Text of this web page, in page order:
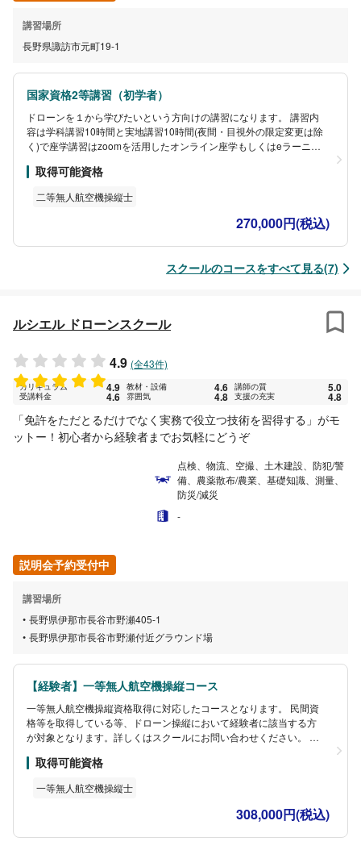
講習場所
長野県諏訪市元町19-1
国家資格2等講習（初学者）
ドローンを１から学びたいという方向けの講習になります。 講習内
容は学科講習10時間と実地講習10時間(夜間・目視外の限定変更は除
く)で座学講習はzoomを活用したオンライン座学もしくはeラーニン
講が可能です。実技講習は実務経験とインストラクター経験が豊富
いただけます。
また卒業後に
はいつでも講師に質疑応答が可能な状況を作っておりますのでドロ
ーンに関する法律やパイロット業務についてのご質問やご相談を卒
業後は期限もなく、いつでも受け付けております。その他アフター
サポートも充実しておりますので１から始めていきたい方は初学者
取得可能資格
二等無人航空機操縦士
270,000円(税込)
スクールのコースをすべて見る(7)
ルシエル ドローンスクール
4.9 (全43件)
カリキュラム 4.9 教材・設備 4.6 講師の質 5.0
受講料金 4.6 雰囲気 4.8 支援の充実 4.8
「免許をただとるだけでなく実務で役⽴つ技術を習得する」がモ
ットー！初⼼者から経験者までお気軽にどうぞ
点検、物流、空撮、土木建設、防犯/警
備、農薬散布/農業、基礎知識、測量、
防災/減災
-
説明会予約受付中
講習場所
長野県伊那市長谷市野瀬405-1
長野県伊那市長谷市野瀬付近グラウンド場
【経験者】一等無人航空機操縦コース
一等無人航空機操縦資格取得に対応したコースとなります。 民間資
格等を取得している等、ドローン操縦において経験者に該当する方
が対象となります。詳しくはスクールにお問い合わせください。 こ
できます。 この技能証明を取得すると、国家資格である「一等無人
取得可能資格
一等無人航空機操縦士
308,000円(税込)